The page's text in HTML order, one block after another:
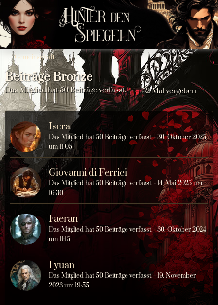
Gemeinschaft
Beiträge Bronze
Das Mitglied hat 50 Beiträge verfasst. 52 Mal vergeben
Isera
Das Mitglied hat 50 Beiträge verfasst. 30. Oktober 2025
um 11:05
Giovanni di Ferrici
Das Mitglied hat 50 Beiträge verfasst.
14. Mai 2025 um
16:30
Faeran
Das Mitglied hat 50 Beiträge verfasst. 30. Oktober 2024
um 11:15
Lyuan
Das Mitglied hat 50 Beiträge verfasst. 19. November
2023 um 19:55